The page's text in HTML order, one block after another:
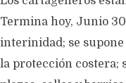
Termina hoy, Junio
interinidad; se
la protección costera;